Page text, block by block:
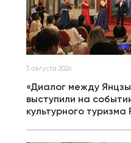
3 августа 2026
«Диалог между
выступили на
культурного туризма